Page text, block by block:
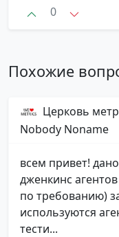
0
Похожие
Церковь
Nobody Noname
всем привет!
дженкинс
по требованию)
используются
тести...